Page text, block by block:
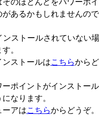
のほとんどをパワーポイ
あるかもしれませんの
ストールされていない
。
ストールはこちらからど
ポイントがインストール
なります。
ーアはこちらからどうぞ。